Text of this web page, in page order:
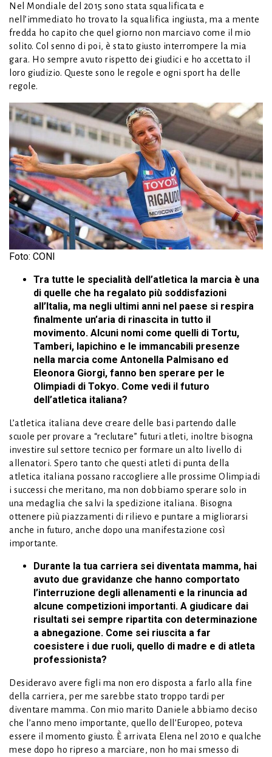
Nel Mondiale del 2015 sono stata squalificata e
nell’immediato ho trovato la squalifica ingiusta, ma a mente
fredda ho capito che quel giorno non marciavo come il mio
solito. Col senno di poi, è stato giusto interrompere la mia
gara. Ho sempre avuto rispetto dei giudici e ho accettato il
loro giudizio. Queste sono le regole e ogni sport ha delle
regole.
Foto: CONI
Tra tutte le specialità dell’atletica la marcia è una
di quelle che ha regalato più soddisfazioni
all’Italia, ma negli ultimi anni nel paese si respira
finalmente un’aria di rinascita in tutto il
movimento. Alcuni nomi come quelli di Tortu,
Tamberi, Iapichino e le immancabili presenze
nella marcia come Antonella Palmisano ed
Eleonora Giorgi, fanno ben sperare per le
Olimpiadi di Tokyo. Come vedi il futuro
dell’atletica italiana?
L’atletica italiana deve creare delle basi partendo dalle
scuole per provare a “reclutare” futuri atleti, inoltre bisogna
investire sul settore tecnico per formare un alto livello di
allenatori. Spero tanto che questi atleti di punta della
atletica italiana possano raccogliere alle prossime Olimpiadi
i successi che meritano, ma non dobbiamo sperare solo in
una medaglia che salvi la spedizione italiana. Bisogna
ottenere più piazzamenti di rilievo e puntare a migliorarsi
anche in futuro, anche dopo una manifestazione così
importante.
Durante la tua carriera sei diventata mamma, hai
avuto due gravidanze che hanno comportato
l’interruzione degli allenamenti e la rinuncia ad
alcune competizioni importanti. A giudicare dai
risultati sei sempre ripartita con determinazione
a abnegazione. Come sei riuscita a far
coesistere i due ruoli, quello di madre e di atleta
professionista?
Desideravo avere figli ma non ero disposta a farlo alla fine
della carriera, per me sarebbe stato troppo tardi per
diventare mamma. Con mio marito Daniele abbiamo deciso
che l’anno meno importante, quello dell’Europeo, poteva
essere il momento giusto. È arrivata Elena nel 2010 e qualche
mese dopo ho ripreso a marciare, non ho mai smesso di